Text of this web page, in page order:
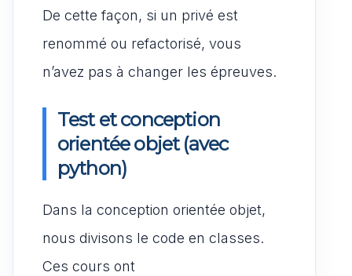
De cette façon, si un privé est
renommé ou refactorisé, vous
n’avez pas à changer les épreuves.
Test et conception
orientée objet (avec
python)
Dans la conception orientée objet,
nous divisons le code en classes.
Ces cours ont